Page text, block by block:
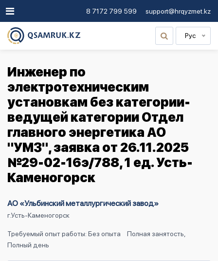
8 7172 799 599 support@hrqyzmet.kz
Рус
Инженер по
электротехническим
установкам без категории-
ведущей категории Отдел
главного энергетика АО
"УМЗ", заявка от 26.11.2025
№29-02-16э/788, 1 ед. Усть-
Каменогорск
АО «Ульбинский металлургический завод»
г.Усть-Каменогорск
Требуемый опыт работы: Без опыта
Полная занятость,
Полный день